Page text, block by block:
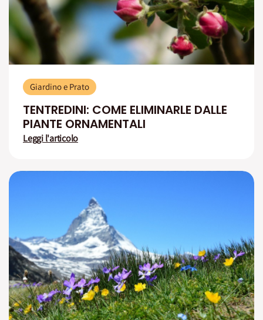
Giardino e Prato
TENTREDINI: COME ELIMINARLE DALLE
PIANTE ORNAMENTALI
Leggi l'articolo